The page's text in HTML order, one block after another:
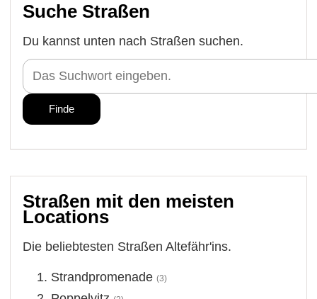
Suche Straßen
Du kannst unten nach Straßen suchen.
Straßen mit den meisten
Locations
Die beliebtesten Straßen Altefähr'ins.
Strandpromenade (3)